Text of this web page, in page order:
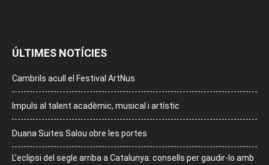
ÚLTIMES NOTÍCIES
Cambrils acull el Festival ArtNus
Impuls al talent acadèmic, musical i artístic
Duana Suites Salou obre les portes
L’eclipsi del segle arriba a Catalunya: consells per gaudir-lo amb